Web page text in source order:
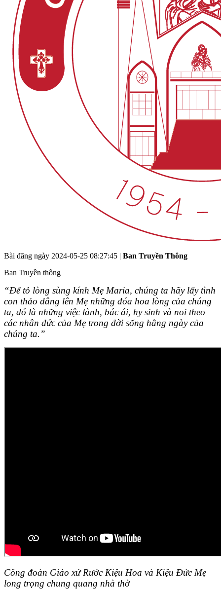
Bài đăng ngày 2024-05-25 08:27:45 | Ban Truyền Thông
Ban Truyền thông
“Để tỏ lòng sùng kính Mẹ Maria, chúng ta hãy lấy tình
con thảo dâng lên Mẹ những đóa hoa lòng của chúng
ta, đó là những việc lành, bác ái, hy sinh và noi theo
các nhân đức của Mẹ trong đời sống hằng ngày của
chúng ta.”
Công đoàn Giáo xứ Rước Kiệu Hoa và Kiệu Đức Mẹ
long trọng chung quang nhà thờ